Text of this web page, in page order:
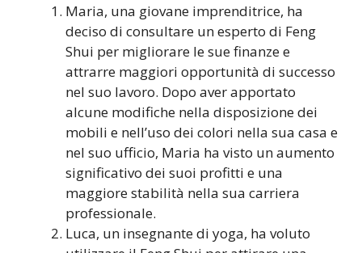
Maria, una giovane imprenditrice, ha
deciso di consultare un esperto di Feng
Shui per migliorare le sue finanze e
attrarre maggiori opportunità di successo
nel suo lavoro. Dopo aver apportato
alcune modifiche nella disposizione dei
mobili e nell’uso dei colori nella sua casa e
nel suo ufficio, Maria ha visto un aumento
significativo dei suoi profitti e una
maggiore stabilità nella sua carriera
professionale.
Luca, un insegnante di yoga, ha voluto